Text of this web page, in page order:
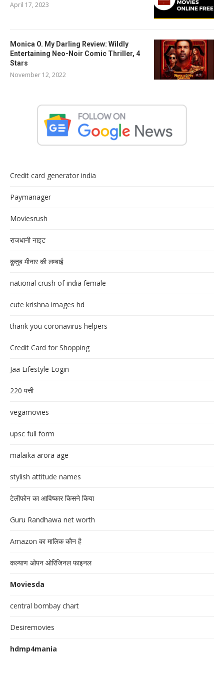
April 17, 2023
Monica O. My Darling Review: Wildly
Entertaining Neo-Noir Comic Thriller, 4
Stars
November 12, 2022
Credit card generator india
Paymanager
Moviesrush
राजधानी नाइट
क़ुतुब मीनार की लम्बाई
national crush of india female
cute krishna images hd
thank you coronavirus helpers
Credit Card for Shopping
Jaa Lifestyle Login
220 पत्ती
vegamovies
upsc full form
malaika arora age
stylish attitude names
टेलीफोन का आविष्कार किसने किया
Guru Randhawa net worth
Amazon का मालिक कौन है
कल्याण ओपन ओरिजिनल फाइनल
Moviesda
central bombay chart
Desiremovies
hdmp4mania